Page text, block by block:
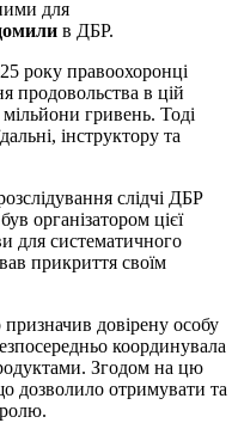
для
в ДБР.
року правоохоронці
продовольства в цій
гривень. Тоді
інструктору та
слідчі ДБР
організатором цієї
для систематичного
прикриття своїм
довірену особу
координувала
Згодом на цю
дозволило отримувати та